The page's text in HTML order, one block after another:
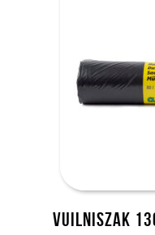
Vuilniszak